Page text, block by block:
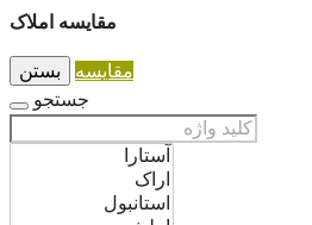
مقایسه املاک
مقایسه
بستن
جستجو